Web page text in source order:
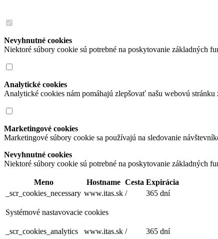
Nevyhnutné cookies
Niektoré súbory cookie sú potrebné na poskytovanie základných
Analytické cookies
Analytické cookies nám pomáhajú zlepšovať našu webovú
Marketingové cookies
Marketingové súbory cookie sa používajú na sledovanie
Nevyhnutné cookies
Niektoré súbory cookie sú potrebné na poskytovanie základných
Meno Hostname Cesta Expirácia
_scr_cookies_necessary www.itas.sk / 365 dní
Systémové nastavovacie cookies
_scr_cookies_analytics www.itas.sk / 365 dní